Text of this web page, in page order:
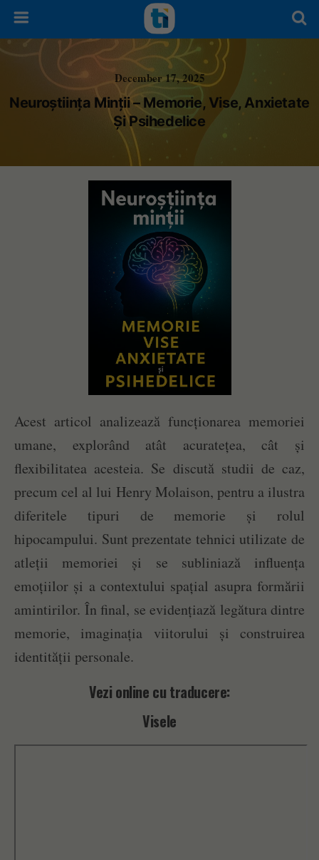
December 17, 2025
Neuroștiința Minții – Memorie, Vise, Anxietate
Și Psihedelice
Acest articol analizează funcționarea memoriei
umane, explorând atât acuratețea, cât și
flexibilitatea acesteia. Se discută studii de caz,
precum cel al lui Henry Molaison, pentru a ilustra
diferitele tipuri de memorie și rolul
hipocampului. Sunt prezentate tehnici utilizate de
atleții memoriei și se subliniază influența
emoțiilor și a contextului spațial asupra formării
amintirilor. În final, se evidențiază legătura dintre
memorie, imaginația viitorului și construirea
identității personale.
Vezi online cu traducere:
Visele